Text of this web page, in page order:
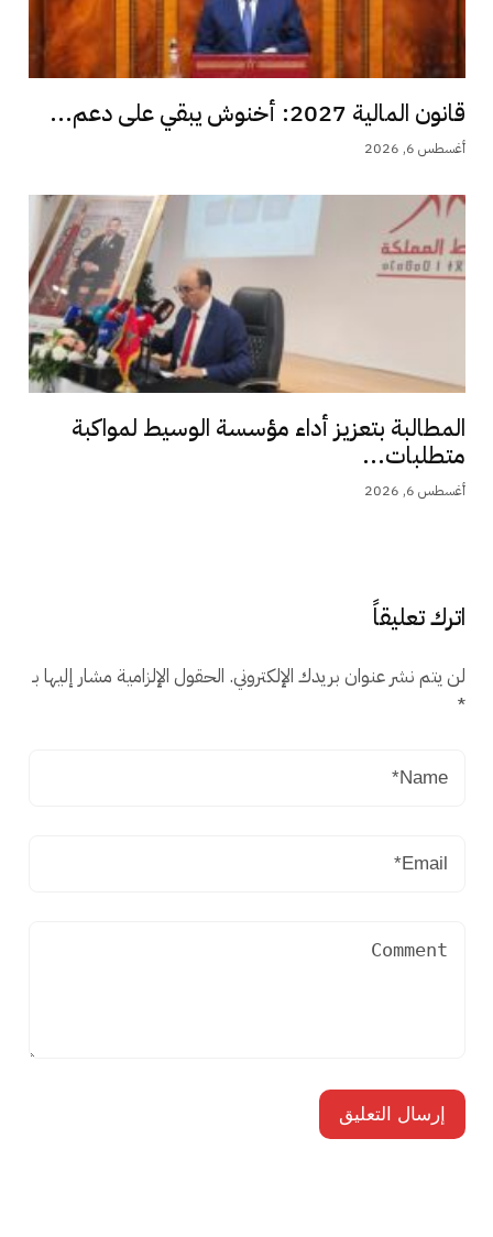
قانون المالية 2027: أخنوش يبقي على دعم...
أغسطس 6, 2026
المطالبة بتعزيز أداء مؤسسة الوسيط لمواكبة
متطلبات...
أغسطس 6, 2026
اترك تعليقاً
لن يتم نشر عنوان بريدك الإلكتروني. الحقول الإلزامية مشار إليها بـ
*